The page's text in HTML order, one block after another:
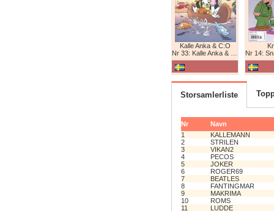
Kalle Anka & C:O
Nr 33: Kalle Anka & C:O
Nr 14:
Storsamlerliste
Nr
Navn
1
KALLEMANN
2
STRILEN
3
VIKAN2
4
PECOS
5
JOKER
6
ROGER69
7
BEATLES
8
FANTINGMAR
9
MAKRIMA
10
ROMS
11
LUDDE